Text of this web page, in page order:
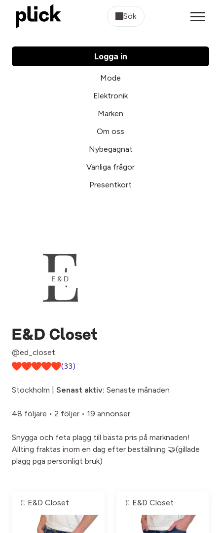
Sök
Logga in
Mode
Elektronik
Märken
Om oss
Nybegagnat
Vanliga frågor
Presentkort
E&D Closet
@ed_closet
(33)
Stockholm | Senast aktiv: Senaste månaden
48 följare • 2 följer • 19 annonser
Snygga och feta plagg till bästa pris på marknaden!
Allting fraktas inom en dag efter beställning 🤝(gillade
plagg pga personligt bruk)
E&D Closet E&D Closet